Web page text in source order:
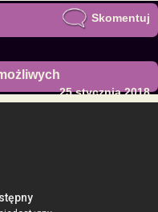
Skomentuj
25 stycznia 2018